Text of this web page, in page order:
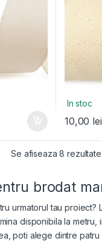
In stoc
10,00 lei
Se afiseaza 8 rezultate
brodat
urmatorul tau proiect?
disponibila la metru,
poti alege dintre patru